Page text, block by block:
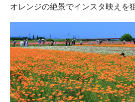
オレンジの絶景でインスタ映えを